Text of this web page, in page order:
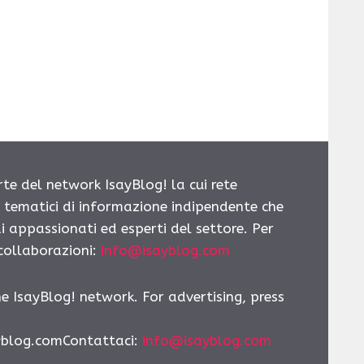
del network IsayBlog! la cui rete
di informazione indipendente che
ed esperti del settore. Per
info@isayblog.com
IsayBlog! network. For advertising, press
: info@isayblog.com